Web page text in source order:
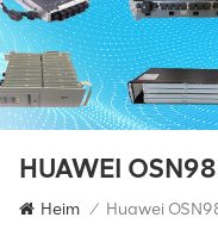
HUAWEI
Heim / Huawei